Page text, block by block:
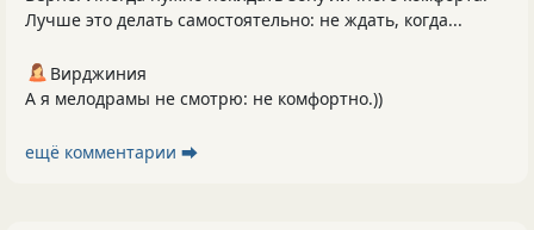
Лучше это делать самостоятельно: не ждать, когда...
Вирджиния
А я мелодрамы не смотрю: не комфортно.))
ещё комментарии ⮕